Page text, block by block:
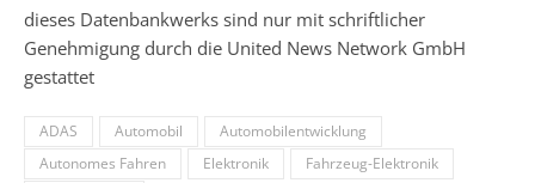
dieses Datenbankwerks sind nur mit schriftlicher
Genehmigung durch die United News Network GmbH
gestattet
ADAS Automobil
Automobilentwicklung
Autonomes Fahren
Elektronik
Fahrzeug-Elektronik